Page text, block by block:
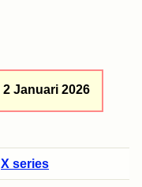
2 Januari 2026
X series